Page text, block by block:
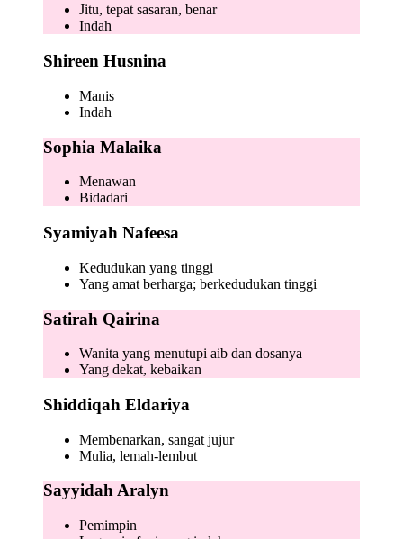
Jitu, tepat sasaran, benar
Indah
Shireen Husnina
Manis
Indah
Sophia Malaika
Menawan
Bidadari
Syamiyah Nafeesa
Kedudukan yang tinggi
Yang amat berharga; berkedudukan tinggi
Satirah Qairina
Wanita yang menutupi aib dan dosanya
Yang dekat, kebaikan
Shiddiqah Eldariya
Membenarkan, sangat jujur
Mulia, lemah-lembut
Sayyidah Aralyn
Pemimpin